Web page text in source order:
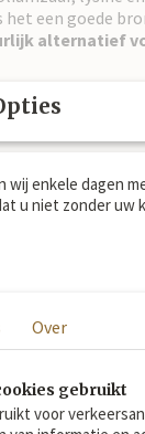
het een goede
alternatief
als de
wij enkele dagen
u niet zonder
Over
gebruikt
voor